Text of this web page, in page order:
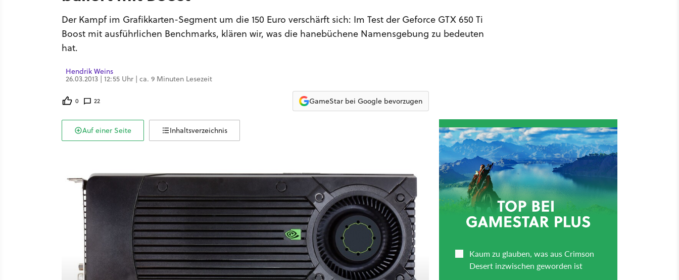
Der Kampf im Grafikkarten-Segment um die 150 Euro verschärft sich: Im Test der Geforce GTX 650 Ti
Boost mit ausführlichen Benchmarks, klären wir, was die hanebüchene Namensgebung zu bedeuten
hat.
Hendrik Weins
26.03.2013 | 12:55 Uhr | ca. 9 Minuten Lesezeit
0 22 GameStar bei Google bevorzugen
Auf einer Seite Inhaltsverzeichnis